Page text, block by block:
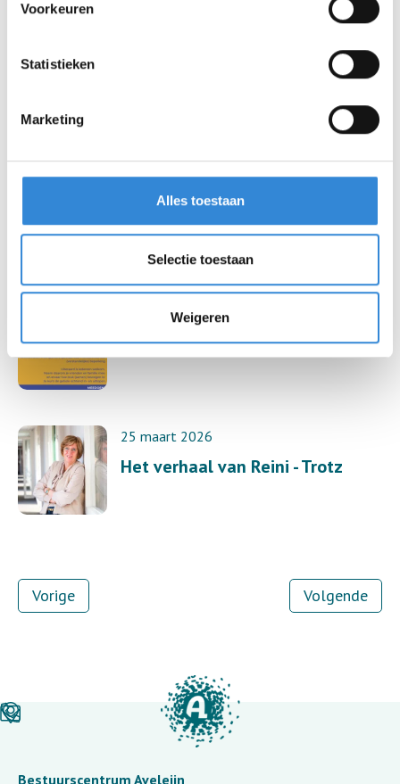
Voorkeuren
Statistieken
Marketing
Alles toestaan
Selectie toestaan
Weigeren
Opschoonweek
Sportcarrousel in Denekamp
26 maart 2026
Het verhaal van Reini - Trotz
25 maart 2026
Vorige Volgende
Bestuurscentrum Aveleijn